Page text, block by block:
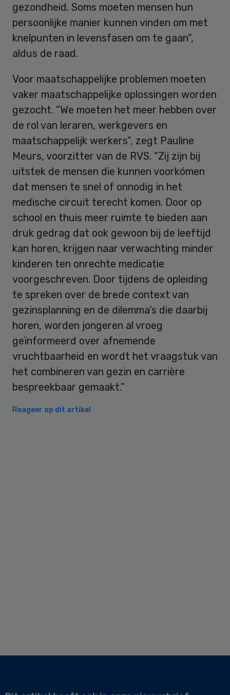
gezondheid. Soms moeten mensen hun
persoonlijke manier kunnen vinden om met
knelpunten in levensfasen om te gaan”,
aldus de raad.
Voor maatschappelijke problemen moeten
vaker maatschappelijke oplossingen worden
gezocht. “We moeten het meer hebben over
de rol van leraren, werkgevers en
maatschappelijk werkers”, zegt Pauline
Meurs, voorzitter van de RVS. “Zij zijn bij
uitstek de mensen die kunnen voorkómen
dat mensen te snel of onnodig in het
medische circuit terecht komen. Door op
school en thuis meer ruimte te bieden aan
druk gedrag dat ook gewoon bij de leeftijd
kan horen, krijgen naar verwachting minder
kinderen ten onrechte medicatie
voorgeschreven. Door tijdens de opleiding
te spreken over de brede context van
gezinsplanning en de dilemma’s die daarbij
horen, worden jongeren al vroeg
geïnformeerd over afnemende
vruchtbaarheid en wordt het vraagstuk van
het combineren van gezin en carrière
bespreekbaar gemaakt.”
Reageer op dit artikel